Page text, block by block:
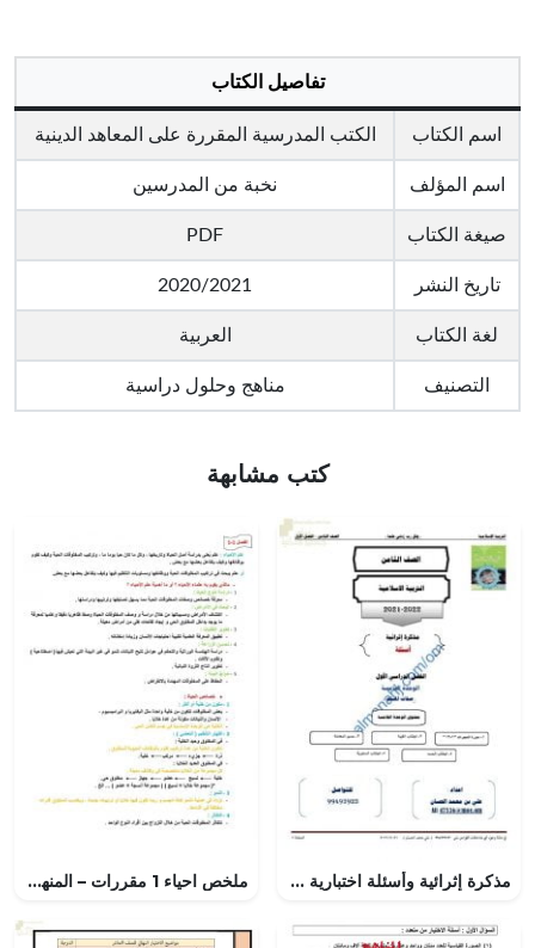
تفاصيل الكتاب
اسم الكتاب الكتب المدرسية المقررة على المعاهد الدينية
اسم المؤلف نخبة من المدرسين
صيغة الكتاب PDF
تاريخ النشر 2020/2021
لغة الكتاب العربية
التصنيف مناهج وحلول دراسية
كتب مشابهة
مذكرة إثرائية وأسئلة اختبارية في الوحدة الخامسة (صفات المسلم) (تربية اسلامية) الثامن ملخص احياء 1 مقررات – المنهاج السعودي